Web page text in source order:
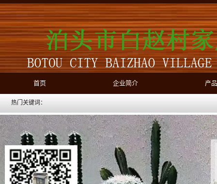
首页 企业简介 产
热门关键词：